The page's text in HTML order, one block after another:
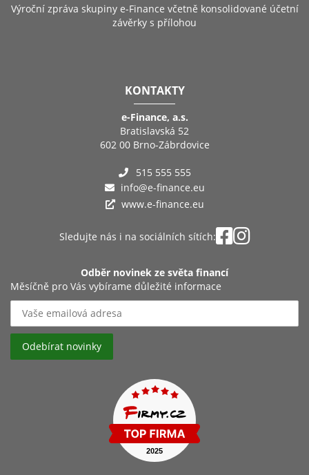
Výroční zpráva skupiny e-Finance včetně konsolidované účetní
závěrky s přílohou
KONTAKTY
e-Finance, a.s.
Bratislavská 52
602 00 Brno-Zábrdovice
515 555 555
info@e-finance.eu
www.e-finance.eu
Sledujte nás i na sociálních sítích:
Odběr novinek ze světa financí
Měsíčně pro Vás vybírame důležité informace